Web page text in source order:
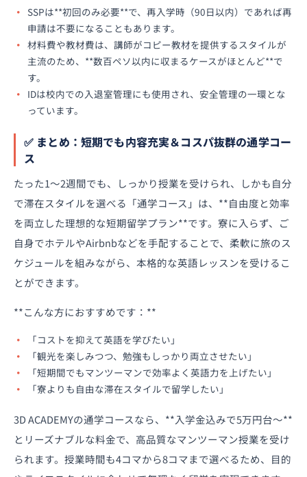
SSPは**初回のみ必要**で、再入学時（90日以内）であれば再
申請は不要になることもあります。
材料費や教材費は、講師がコピー教材を提供するスタイルが
主流のため、**数百ペソ以内に収まるケースがほとんど**で
す。
IDは校内での入退室管理にも使用され、安全管理の一環とな
っています。
✅ まとめ：短期でも内容充実＆コスパ抜群の通学コー
ス
たった1〜2週間でも、しっかり授業を受けられ、しかも自分
で滞在スタイルを選べる「通学コース」は、**自由度と効率
を両立した理想的な短期留学プラン**です。寮に入らず、ご
自身でホテルやAirbnbなどを手配することで、柔軟に旅のス
ケジュールを組みながら、本格的な英語レッスンを受けるこ
とができます。
**こんな方におすすめです：**
「コストを抑えて英語を学びたい」
「観光を楽しみつつ、勉強もしっかり両立させたい」
「短期間でもマンツーマンで効率よく英語力を上げたい」
「寮よりも自由な滞在スタイルで留学したい」
3D ACADEMYの通学コースなら、**入学金込みで5万円台〜**
とリーズナブルな料金で、高品質なマンツーマン授業を受け
られます。授業時間も4コマから8コマまで選べるため、目的